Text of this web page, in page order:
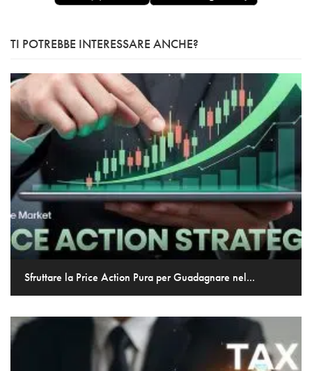
TI POTREBBE INTERESSARE ANCHE?
Sfruttare la Price Action Pura per Guadagnare nel...